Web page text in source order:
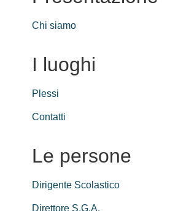
Chi siamo
I luoghi
Plessi
Contatti
Le persone
Dirigente Scolastico
Direttore S.G.A.